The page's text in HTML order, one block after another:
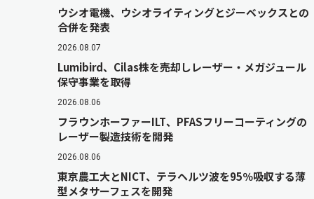
ウシオ電機、ウシオライティングとジーベックスとの
合併を発表
2026.08.07
Lumibird、Cilas株を売却しレーザー・メガジュール
保守事業を取得
2026.08.06
フラウンホーファーILT、PFASフリーコーティングの
レーザー製造技術を開発
2026.08.06
東京農工大とNICT、テラヘルツ波を95％吸収する薄
型メタサーフェスを開発